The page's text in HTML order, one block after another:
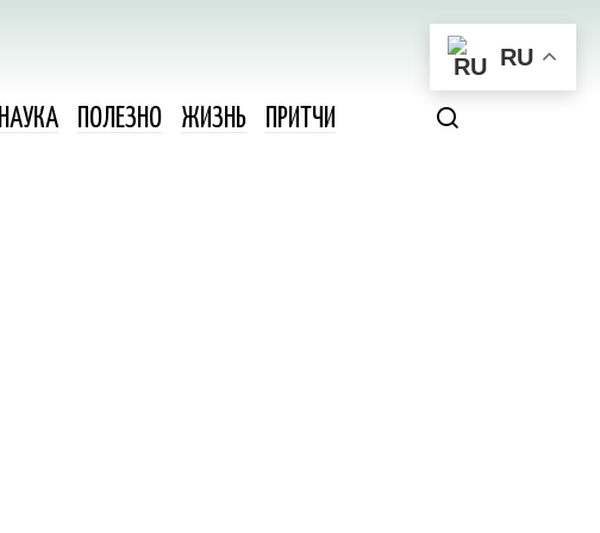
НАУКА ПОЛЕЗНО ЖИЗНЬ ПРИТЧИ
RU